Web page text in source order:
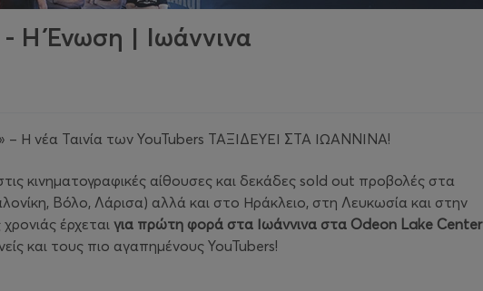
- Η Ένωση | Ιωάννινα
– Η νέα Ταινία των YouTubers ΤΑΞΙΔΕΥΕΙ ΣΤΑ ΙΩΑΝΝΙΝΑ!
κινηματογραφικές αίθουσες και δεκάδες sold out προβολές στα
Βόλο, Λάρισα) αλλά και στο Ηράκλειο, στη Λευκωσία και στην
έρχεται για πρώτη φορά στα Ιωάννινα στα Odeon Lake Center
και τους πιο αγαπημένους YouTubers!